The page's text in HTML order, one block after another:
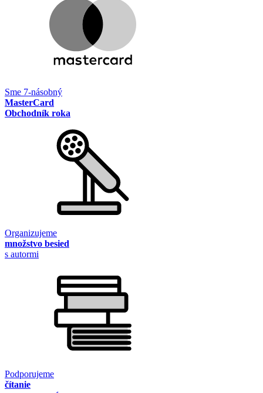
Sme 7-násobný
MasterCard
Obchodník roka
Organizujeme
množstvo besied
s autormi
Podporujeme
čítanie